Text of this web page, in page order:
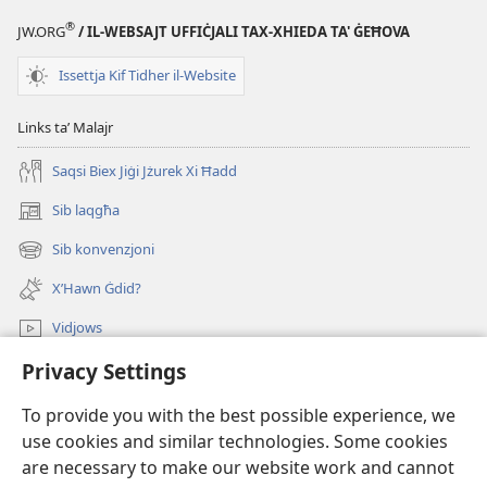
Privacy Settings
To provide you with the best possible experience, we
use cookies and similar technologies. Some cookies
are necessary to make our website work and cannot
JW.ORG® / IL-WEBSAJT UFFIĊJALI TAX-XHIEDA TA' ĠEĦOVA
Issettja Kif Tidher il-Website
Links taʼ Malajr
Saqsi Biex Jiġi Jżurek Xi Ħadd
Sib laqgħa
(opens
new
window)
Sib konvenzjoni
(opens
new
window)
X’Hawn Ġdid?
Vidjows
Fittex f’JW.ORG
Donazzjonijiet
(opens
new
window)LIBRERIJA ONLAJN tat-Torri tal-Għassa